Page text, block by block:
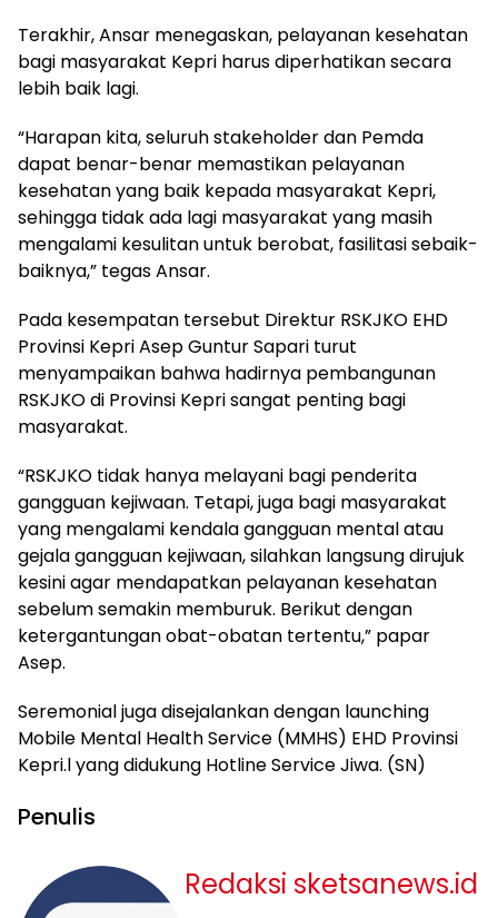
Terakhir, Ansar menegaskan, pelayanan kesehatan
bagi masyarakat Kepri harus diperhatikan secara
lebih baik lagi.
“Harapan kita, seluruh stakeholder dan Pemda
dapat benar-benar memastikan pelayanan
kesehatan yang baik kepada masyarakat Kepri,
sehingga tidak ada lagi masyarakat yang masih
mengalami kesulitan untuk berobat, fasilitasi sebaik-
baiknya,” tegas Ansar.
Pada kesempatan tersebut Direktur RSKJKO EHD
Provinsi Kepri Asep Guntur Sapari turut
menyampaikan bahwa hadirnya pembangunan
RSKJKO di Provinsi Kepri sangat penting bagi
masyarakat.
“RSKJKO tidak hanya melayani bagi penderita
gangguan kejiwaan. Tetapi, juga bagi masyarakat
yang mengalami kendala gangguan mental atau
gejala gangguan kejiwaan, silahkan langsung dirujuk
kesini agar mendapatkan pelayanan kesehatan
sebelum semakin memburuk. Berikut dengan
ketergantungan obat-obatan tertentu,” papar
Asep.
Seremonial juga disejalankan dengan launching
Mobile Mental Health Service (MMHS) EHD Provinsi
Kepri.l yang didukung Hotline Service Jiwa. (SN)
Penulis
Redaksi sketsanews.id